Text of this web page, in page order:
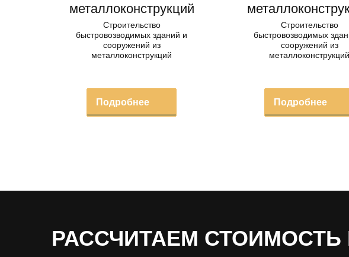
металлоконструкций
Строительство
быстровозводимых зданий и
сооружений из
металлоконструкций
Подробнее
Строительство
быстровозводимых
сооружений из
металлоконструкций
Подробнее
РАССЧИТАЕМ СТОИМОСТЬ